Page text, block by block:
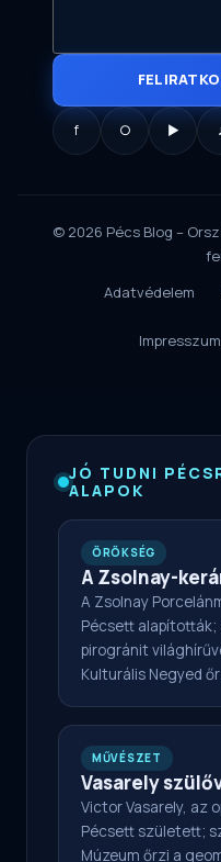
f ○ ▶
© 2026 Pécs Blog –
Adatvédelem
Impresszum
JÓ TUDNI
ALAPOK
ÖRÖKSÉG
A Zsolnay-
A Zsolnay
Pécsett
pirogránit
Kulturális Negyed
MŰVÉSZET
Vasarely
Victor Vasarely, az
Pécsett született;
Múzeum őrzi a